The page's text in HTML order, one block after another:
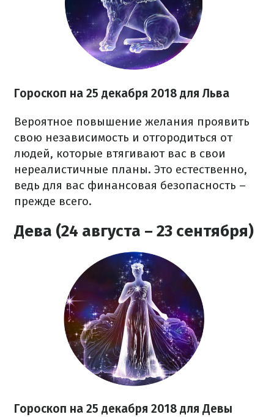
Гороскоп на 25 декабря 2018 для Льва
Вероятное повышение желания проявить
свою независимость и отгородиться от
людей, которые втягивают вас в свои
нереалистичные планы. Это естественно,
ведь для вас финансовая безопасность –
прежде всего.
Дева (24 августа – 23 сентября)
Гороскоп на 25 декабря 2018 для Девы